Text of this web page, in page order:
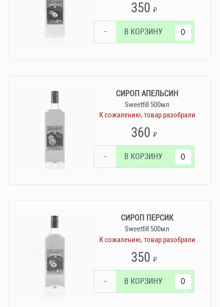
350₽
− В КОРЗИНУ
СИРОП АПЕЛЬСИН
Sweetfill 500мл
К сожалению, товар разобрали
360₽
− В КОРЗИНУ
СИРОП ПЕРСИК
Sweetfill 500мл
К сожалению, товар разобрали
350₽
− В КОРЗИНУ